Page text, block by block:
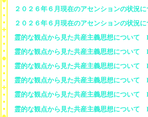
２０２６年６月現在のアセンションの状況
２０２６年６月現在のアセンションの状況
霊的な観点から見た共産主義思想について
霊的な観点から見た共産主義思想について
霊的な観点から見た共産主義思想について
霊的な観点から見た共産主義思想について
霊的な観点から見た共産主義思想について
霊的な観点から見た共産主義思想について